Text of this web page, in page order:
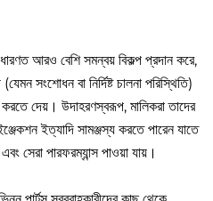
আরও বেশি সমন্বয় বিকল্প প্রদান করে,
সংশোধন বা নির্দিষ্ট চালনা পরিস্থিতি)
করতে দেয়। উদাহরণস্বরূপ, মালিকরা তাদের
ইত্যাদি সামঞ্জস্য করতে পারেন যাতে
সেরা পারফরম্যান্স পাওয়া যায়।